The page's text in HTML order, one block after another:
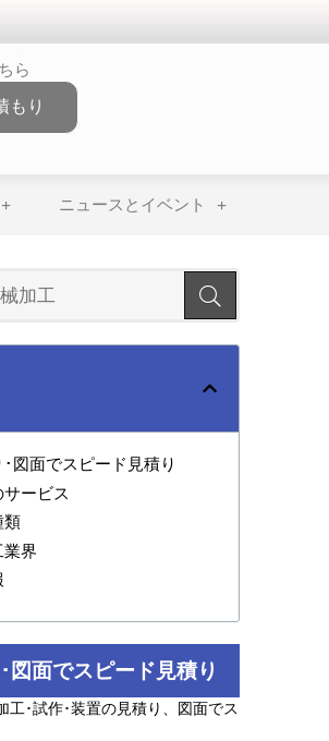
ら
もり
ニュースとイベント
図面でスピード見積り
ービス
類
界
図面でスピード見積り
工･試作･装置の見積り、図面でス